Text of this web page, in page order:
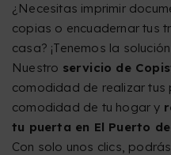
¿Necesitas imprimir
copias o encuadernar tus
casa? ¡Tenemos la
Nuestro servicio de
comodidad de realizar tus
comodidad de tu hogar y
tu puerta en El Puerto
Con solo unos clics,